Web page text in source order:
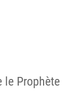
le Prophète